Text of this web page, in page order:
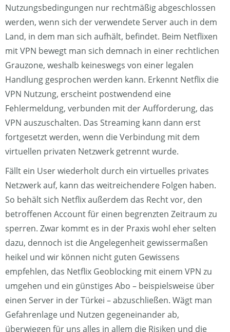
Nutzungsbedingungen nur rechtmäßig abgeschlossen
werden, wenn sich der verwendete Server auch in dem
Land, in dem man sich aufhält, befindet. Beim Netflixen
mit VPN bewegt man sich demnach in einer rechtlichen
Grauzone, weshalb keineswegs von einer legalen
Handlung gesprochen werden kann. Erkennt Netflix die
VPN Nutzung, erscheint postwendend eine
Fehlermeldung, verbunden mit der Aufforderung, das
VPN auszuschalten. Das Streaming kann dann erst
fortgesetzt werden, wenn die Verbindung mit dem
virtuellen privaten Netzwerk getrennt wurde.
Fällt ein User wiederholt durch ein virtuelles privates
Netzwerk auf, kann das weitreichendere Folgen haben.
So behält sich Netflix außerdem das Recht vor, den
betroffenen Account für einen begrenzten Zeitraum zu
sperren. Zwar kommt es in der Praxis wohl eher selten
dazu, dennoch ist die Angelegenheit gewissermaßen
heikel und wir können nicht guten Gewissens
empfehlen, das Netflix Geoblocking mit einem VPN zu
umgehen und ein günstiges Abo – beispielsweise über
einen Server in der Türkei – abzuschließen. Wägt man
Gefahrenlage und Nutzen gegeneinander ab,
überwiegen für uns alles in allem die Risiken und die